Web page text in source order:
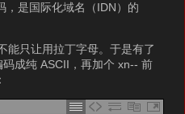
，是国际化域名（IDN）的
能只让用拉丁字母。于是有了
成纯 ASCII，再加个 xn-- 前